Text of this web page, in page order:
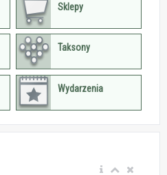
Sklepy
Taksony
Wydarzenia